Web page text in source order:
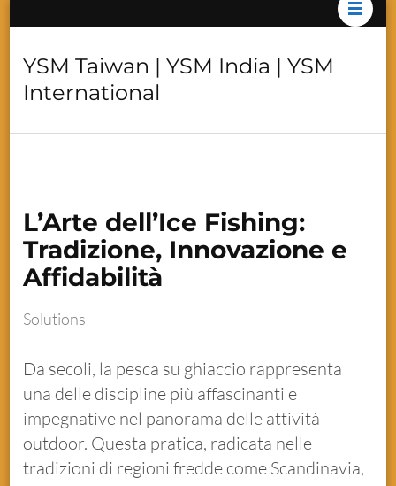
YSM Taiwan | YSM India | YSM
International
L’Arte dell’Ice Fishing:
Tradizione, Innovazione e
Affidabilità
Solutions
Da secoli, la pesca su ghiaccio rappresenta
una delle discipline più affascinanti e
impegnative nel panorama delle attività
outdoor. Questa pratica, radicata nelle
tradizioni di regioni fredde come Scandinavia,